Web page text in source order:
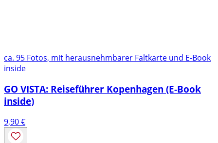
ca. 95 Fotos, mit herausnehmbarer Faltkarte und E-Book
inside
GO VISTA: Reiseführer Kopenhagen (E-Book
inside)
9,90€